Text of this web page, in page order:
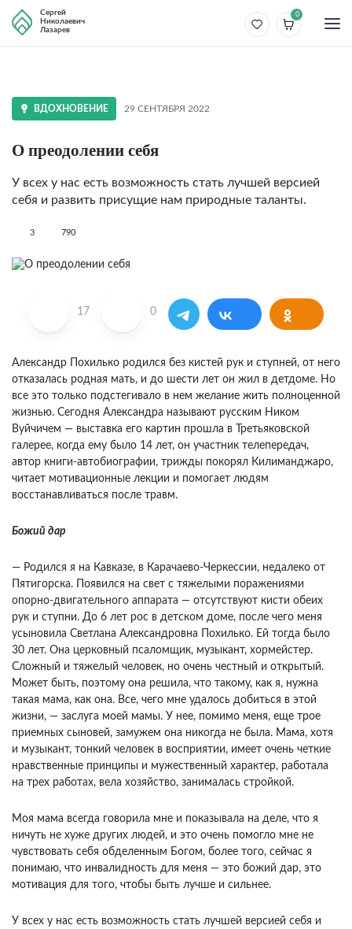
Сергей
Николаевич
Лазарев
0
ВДОХНОВЕНИЕ 29 СЕНТЯБРЯ 2022
О преодолении себя
У всех у нас есть возможность стать лучшей версией
себя и развить присущие нам природные таланты.
3 790
17 0
Александр Похилько родился без кистей рук и ступней, от него
отказалась родная мать, и до шести лет он жил в детдоме. Но
все это только подстегивало в нем желание жить полноценной
жизнью. Сегодня Александра называют русским Ником
Вуйчичем — выставка его картин прошла в Третьяковской
галерее, когда ему было 14 лет, он участник телепередач,
автор книги-автобиографии, трижды покорял Килиманджаро,
читает мотивационные лекции и помогает людям
восстанавливаться после травм.
Божий дар
— Родился я на Кавказе, в Карачаево-Черкессии, недалеко от
Пятигорска. Появился на свет с тяжелыми поражениями
опорно-двигательного аппарата — отсутствуют кисти обеих
рук и ступни. До 6 лет рос в детском доме, после чего меня
усыновила Светлана Александровна Похилько. Ей тогда было
30 лет. Она церковный псаломщик, музыкант, хормейстер.
Сложный и тяжелый человек, но очень честный и открытый.
Может быть, поэтому она решила, что такому, как я, нужна
такая мама, как она. Все, чего мне удалось добиться в этой
жизни, — заслуга моей мамы. У нее, помимо меня, еще трое
приемных сыновей, замужем она никогда не была. Мама, хотя
и музыкант, тонкий человек в восприятии, имеет очень четкие
нравственные принципы и мужественный характер, работала
на трех работах, вела хозяйство, занималась стройкой.
Моя мама всегда говорила мне и показывала на деле, что я
ничуть не хуже других людей, и это очень помогло мне не
чувствовать себя обделенным Богом, более того, сейчас я
понимаю, что инвалидность для меня — это божий дар, это
мотивация для того, чтобы быть лучше и сильнее.
У всех у нас есть возможность стать лучшей версией себя и